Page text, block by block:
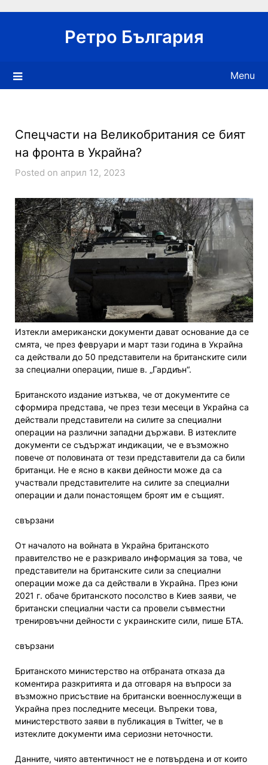
Ретро България
Menu
Спецчасти на Великобритания се бият
на фронта в Украйна?
Posted on април 12, 2023
Изтекли американски документи дават основание да се
смята, че през февруари и март тази година в Украйна
са действали до 50 представители на британските сили
за специални операции, пише в. „Гардиън“.
Британското издание изтъква, че от документите се
сформира представа, че през тези месеци в Украйна са
действали представители на силите за специални
операции на различни западни държави. В изтеклите
документи се съдържат индикации, че е възможно
повече от половината от тези представители да са били
британци. Не е ясно в какви дейности може да са
участвали представителите на силите за специални
операции и дали понастоящем броят им е същият.
свързани
От началото на войната в Украйна британското
правителство не е разкривало информация за това, че
представители на британските сили за специални
операции може да са действали в Украйна. През юни
2021 г. обаче британското посолство в Киев заяви, че
британски специални части са провели съвместни
тренировъчни дейности с украинските сили, пише БТА.
свързани
Британското министерство на отбраната отказа да
коментира разкритията и да отговаря на въпроси за
възможно присъствие на британски военнослужещи в
Украйна през последните месеци. Въпреки това,
министерството заяви в публикация в Twitter, че в
изтеклите документи има сериозни неточности.
Дaнните, чиято автентичност не е потвърдена и от които